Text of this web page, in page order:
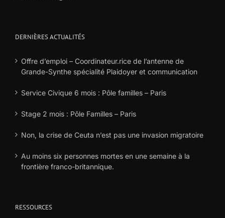
DERNIÈRES ACTUALITÉS
Offre d’emploi – Coordinateur.rice de l’antenne de
Grande-Synthe spécialité Plaidoyer et communication
Service Civique 6 mois : Pôle familles – Paris
Stage 2 mois : Pôle Familles – Paris
Non, la crise de Ceuta n’est pas une invasion migratoire
Au moins six personnes mortes en une semaine à la
frontière franco-britannique.
RESSOURCES